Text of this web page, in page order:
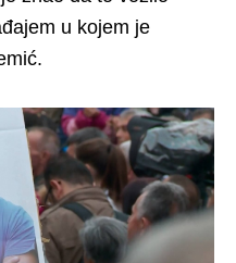
u kojem je